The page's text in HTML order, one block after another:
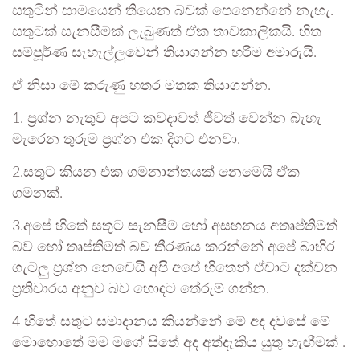
සතුටින් සාමයෙන් තියෙන බවක් පෙනෙන්නේ නැහැ.
සතුටක් සැනසීමක් ලැබුණත් ඒක තාවකාලිකයි. හිත
සම්පූර්ණ සැහැල්ලුවෙන් තියාගන්න හරිම අමාරුයි.
ඒ නිසා මේ කරුණු හතර මතක තියාගන්න.
1. ප්‍රශ්න නැතුව අපට කවදාවත් ජීවත් වෙන්න බැහැ
මැරෙන තුරුම ප්‍රශ්න එක දිගට එනවා.
2.සතුට කියන එක ගමනාන්තයක් නෙමෙයි ඒක
ගමනක්.
3.අපේ හිතේ සතුට සැනසීම හෝ අසහනය අතෘප්තිමත්
බව හෝ තෘප්තිමත් බව තීරණය කරන්නේ අපේ බාහිර
ගැටලු ප්‍රශ්න නෙවෙයි අපි අපේ හිතෙන් ඒවාට දක්වන
ප්‍රතිචාරය අනුව බව හොඳට තේරුම් ගන්න.
4 හිතේ සතුට සමාදානය කියන්නේ මේ අද දවසේ මේ
මොහොතේ මම මගේ සිතේ අද අත්දැකිය යුතු හැඟීමක් .